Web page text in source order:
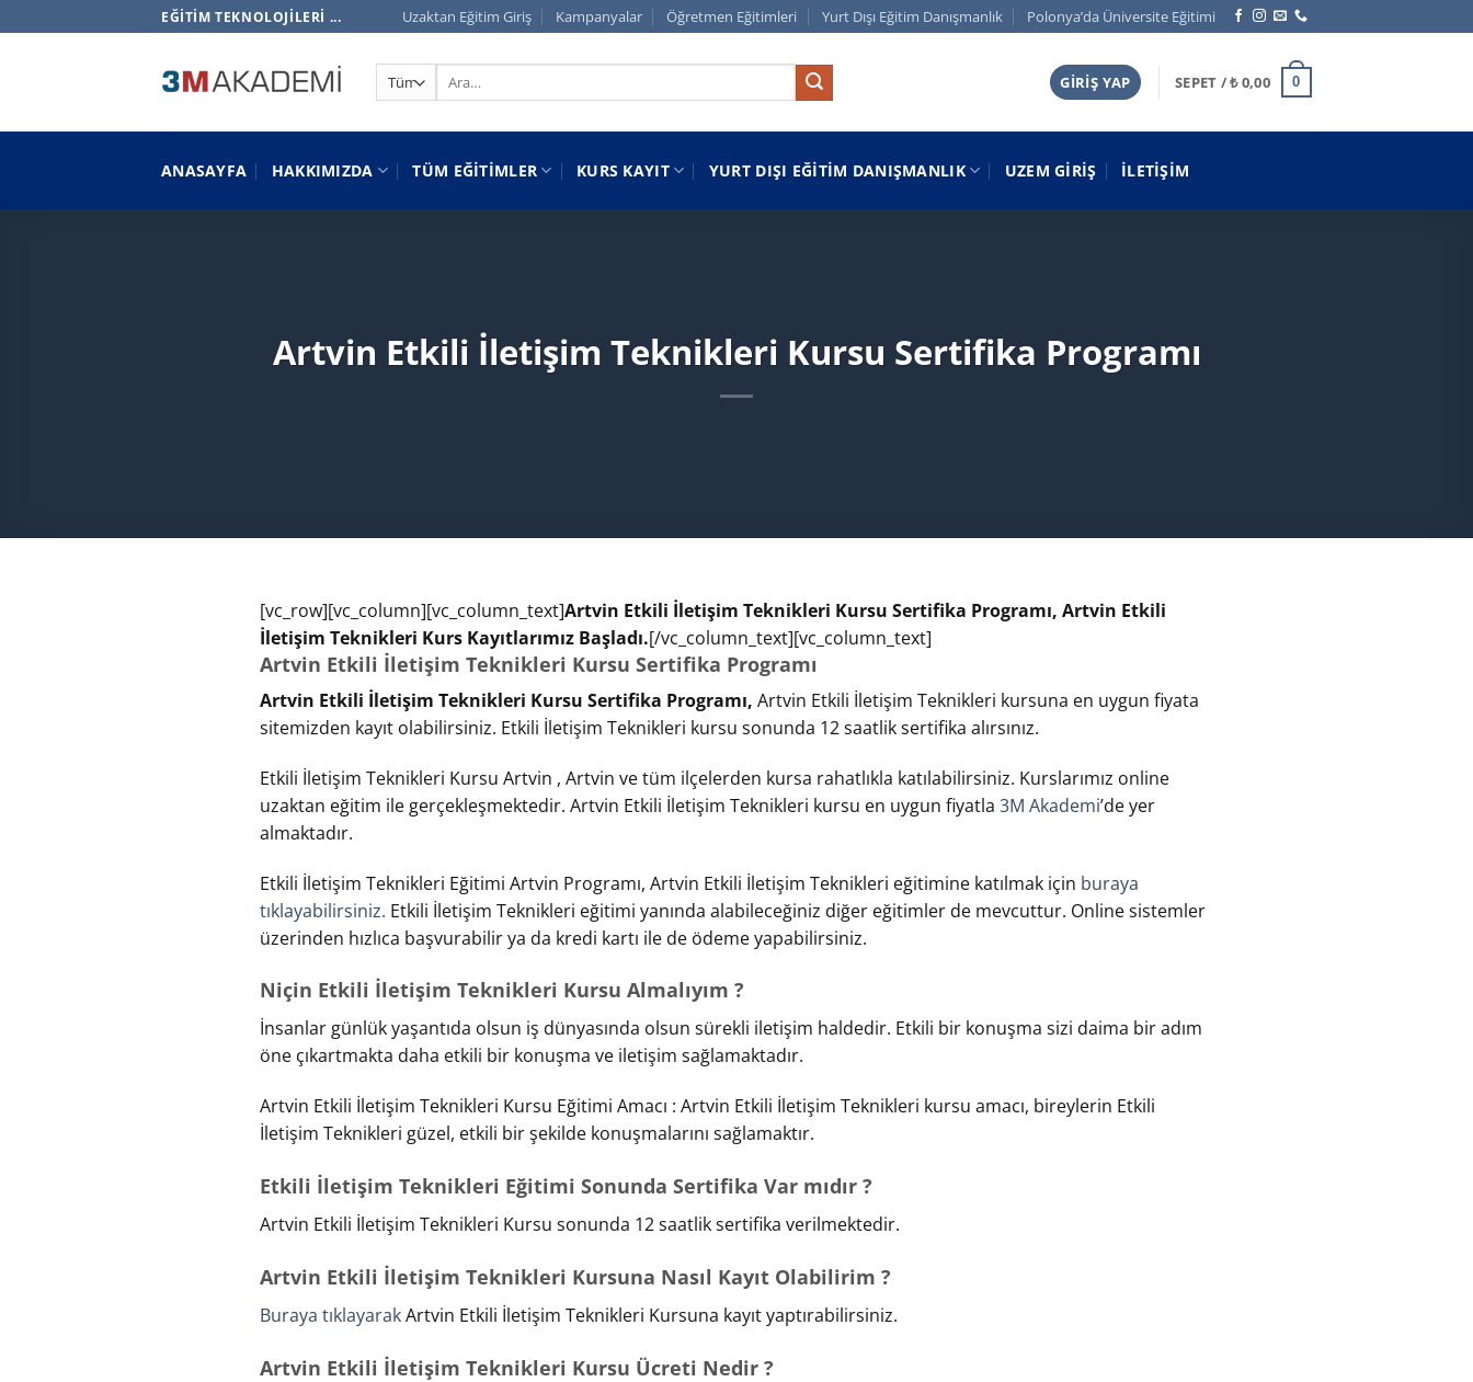
atla
EĞITIM TEKNOLOJILERI ... Uzaktan Eğitim Giriş Kampanyalar Öğretmen Eğitimleri Yurt Dışı Eğitim Danışmanlık Polonya’da Üniversite Eğitimi
Ara: GIRIŞ YAP SEPET /₺0,00 0
ANASAYFA HAKKIMIZDA TÜM EĞITIMLER KURS KAYIT YURT DIŞI EĞITIM DANIŞMANLIK UZEM GIRIŞ İLETIŞIM
Artvin Etkili İletişim Teknikleri Kursu Sertifika Programı
[vc_row][vc_column][vc_column_text]Artvin Etkili İletişim Teknikleri Kursu Sertifika Programı, Artvin Etkili
İletişim Teknikleri Kurs Kayıtlarımız Başladı.[/vc_column_text][vc_column_text]
Artvin Etkili İletişim Teknikleri Kursu Sertifika Programı
Artvin Etkili İletişim Teknikleri Kursu Sertifika Programı, Artvin Etkili İletişim Teknikleri kursuna en uygun fiyata
sitemizden kayıt olabilirsiniz. Etkili İletişim Teknikleri kursu sonunda 12 saatlik sertifika alırsınız.
Etkili İletişim Teknikleri Kursu Artvin , Artvin ve tüm ilçelerden kursa rahatlıkla katılabilirsiniz. Kurslarımız online
uzaktan eğitim ile gerçekleşmektedir. Artvin Etkili İletişim Teknikleri kursu en uygun fiyatla 3M Akademi’de yer
almaktadır.
Etkili İletişim Teknikleri Eğitimi Artvin Programı, Artvin Etkili İletişim Teknikleri eğitimine katılmak için buraya
tıklayabilirsiniz. Etkili İletişim Teknikleri eğitimi yanında alabileceğiniz diğer eğitimler de mevcuttur. Online sistemler
üzerinden hızlıca başvurabilir ya da kredi kartı ile de ödeme yapabilirsiniz.
Niçin Etkili İletişim Teknikleri Kursu Almalıyım ?
İnsanlar günlük yaşantıda olsun iş dünyasında olsun sürekli iletişim haldedir. Etkili bir konuşma sizi daima bir adım
öne çıkartmakta daha etkili bir konuşma ve iletişim sağlamaktadır.
Artvin Etkili İletişim Teknikleri Kursu Eğitimi Amacı : Artvin Etkili İletişim Teknikleri kursu amacı, bireylerin Etkili
İletişim Teknikleri güzel, etkili bir şekilde konuşmalarını sağlamaktır.
Etkili İletişim Teknikleri Eğitimi Sonunda Sertifika Var mıdır ?
Artvin Etkili İletişim Teknikleri Kursu sonunda 12 saatlik sertifika verilmektedir.
Artvin Etkili İletişim Teknikleri Kursuna Nasıl Kayıt Olabilirim ?
Buraya tıklayarakArtvin Etkili İletişim Teknikleri Kursuna kayıt yaptırabilirsiniz.
Artvin Etkili İletişim Teknikleri Kursu Ücreti Nedir ?